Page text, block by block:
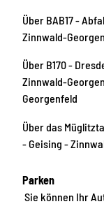
Über BAB17 -
Zinnwald-
Über B170 -
Zinnwald-
Georgenfeld
Über das
- Geising -
Parken
Sie können Ihr